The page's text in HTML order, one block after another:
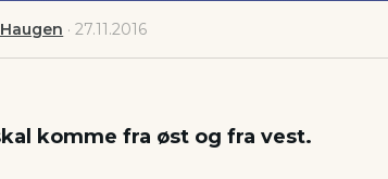
·27.11.2016
komme fra øst og fra vest.